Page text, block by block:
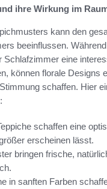
ihre Wirkung im
kann den
beeinflussen.
Schlafzimmer eine
können florale Designs
schaffen. Hier
schaffen eine
erscheinen lässt.
bringen frische,
in sanften Farben